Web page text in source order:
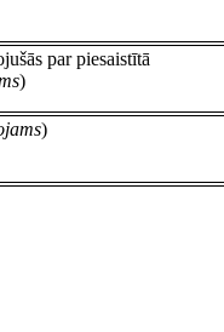
par piesaistītā
)
)